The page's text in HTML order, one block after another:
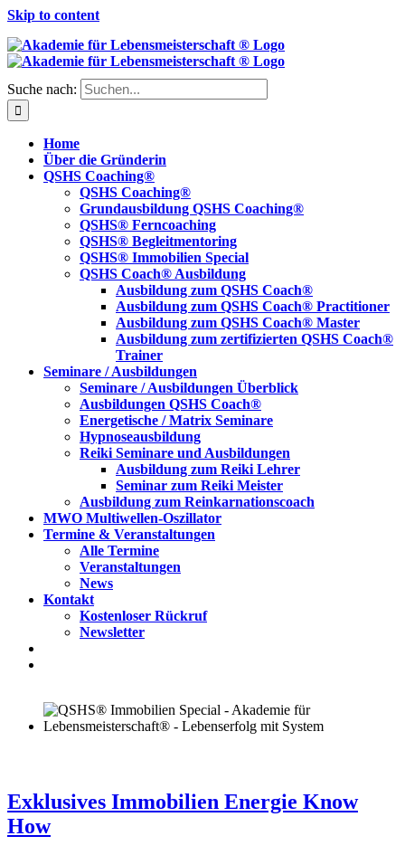
Skip to content
Suche nach:
Home
Über die Gründerin
QSHS Coaching®
QSHS Coaching®
Grundausbildung QSHS Coaching®
QSHS® Ferncoaching
QSHS® Begleitmentoring
QSHS® Immobilien Special
QSHS Coach® Ausbildung
Ausbildung zum QSHS Coach®
Ausbildung zum QSHS Coach® Practitioner
Ausbildung zum QSHS Coach® Master
Ausbildung zum zertifizierten QSHS Coach®
Trainer
Seminare / Ausbildungen
Seminare / Ausbildungen Überblick
Ausbildungen QSHS Coach®
Energetische / Matrix Seminare
Hypnoseausbildung
Reiki Seminare und Ausbildungen
Ausbildung zum Reiki Lehrer
Seminar zum Reiki Meister
Ausbildung zum Reinkarnationscoach
MWO Multiwellen-Oszillator
Termine & Veranstaltungen
Alle Termine
Veranstaltungen
News
Kontakt
Kostenloser Rückruf
Newsletter
Exklusives Immobilien Energie Know
How